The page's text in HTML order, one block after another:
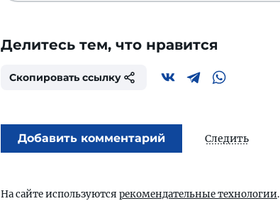
Делитесь тем, что нравится
Скопировать ссылку
Добавить комментарий Следить
На сайте используются рекомендательные технологии.